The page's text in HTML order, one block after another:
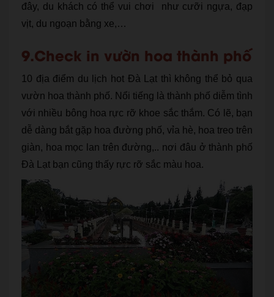
đây, du khách có thể vui chơi như cưỡi ngựa, đạp
vịt, du ngoạn bằng xe,…
9.Check in vườn hoa thành phố
10 địa điểm du lịch hot Đà Lạt thì không thể bỏ qua
vườn hoa thành phố. Nổi tiếng là thành phố diễm tình
với nhiều bông hoa rực rỡ khoe sắc thắm. Có lẽ, bạn
dễ dàng bắt gặp hoa đường phố, vỉa hè, hoa treo trên
giàn, hoa mọc lan trên đường,.. nơi đâu ở thành phố
Đà Lạt bạn cũng thấy rực rỡ sắc màu hoa.